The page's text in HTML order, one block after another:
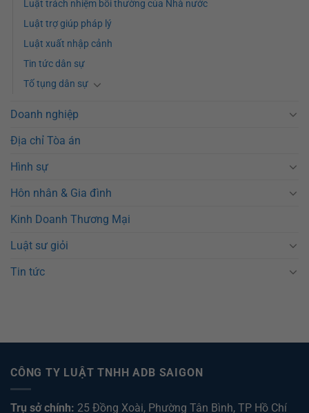
Luật trách nhiệm bồi thường của Nhà nước
Luật trợ giúp pháp lý
Luật xuất nhập cảnh
Tin tức dân sự
Tố tụng dân sự
Doanh nghiệp
Địa chỉ Tòa án
Hình sự
Hôn nhân & Gia đình
Kinh Doanh Thương Mại
Luật sư giỏi
Tin tức
CÔNG TY LUẬT TNHH ADB SAIGON
Trụ sở chính: 25 Đồng Xoài, Phường Tân Bình, TP Hồ Chí